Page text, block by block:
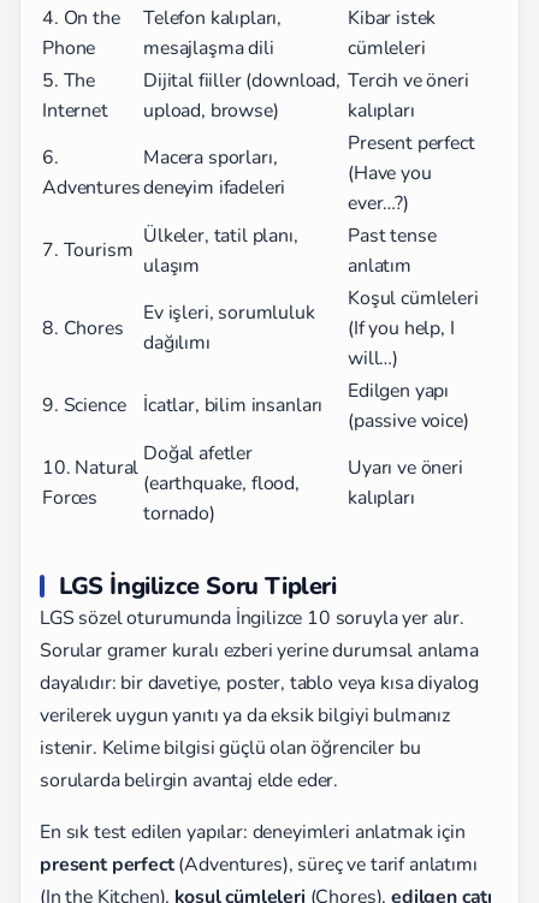
4. On the
Phone
Telefon kalıpları,
mesajlaşma dili
Kibar istek
cümleleri
5. The
Internet
Dijital fiiller (download,
upload, browse)
Tercih ve öneri
kalıpları
6.
Adventures
Macera sporları,
deneyim ifadeleri
Present perfect
(Have you
ever…?)
7. Tourism
Ülkeler, tatil planı,
ulaşım
Past tense
anlatım
8. Chores
Ev işleri, sorumluluk
dağılımı
Koşul cümleleri
(If you help, I
will…)
9. Science
İcatlar, bilim insanları
Edilgen yapı
(passive voice)
10. Natural
Forces
Doğal afetler
(earthquake, flood,
tornado)
Uyarı ve öneri
kalıpları
LGS İngilizce Soru Tipleri
LGS sözel oturumunda İngilizce 10 soruyla yer alır.
Sorular gramer kuralı ezberi yerine durumsal anlama
dayalıdır: bir davetiye, poster, tablo veya kısa diyalog
verilerek uygun yanıtı ya da eksik bilgiyi bulmanız
istenir. Kelime bilgisi güçlü olan öğrenciler bu
sorularda belirgin avantaj elde eder.
En sık test edilen yapılar: deneyimleri anlatmak için
present perfect(Adventures), süreç ve tarif anlatımı
(In the Kitchen), koşul cümleleri (Chores),edilgen çatı